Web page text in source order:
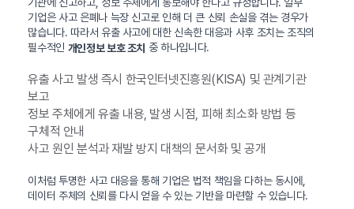
기업은 사고 은폐나 늑장 신고로 인해 더 큰 신뢰 손실을 겪는 경우가
많습니다. 따라서 유출 사고에 대한 신속한 대응과 사후 조치는 조직의
필수적인 개인정보 보호 조치 중 하나입니다.
유출 사고 발생 즉시 한국인터넷진흥원(KISA) 및 관계기관
보고
정보 주체에게 유출 내용, 발생 시점, 피해 최소화 방법 등
구체적 안내
사고 원인 분석과 재발 방지 대책의 문서화 및 공개
이처럼 투명한 사고 대응을 통해 기업은 법적 책임을 다하는 동시에,
데이터 주체의 신뢰를 다시 얻을 수 있는 기반을 마련할 수 있습니다.